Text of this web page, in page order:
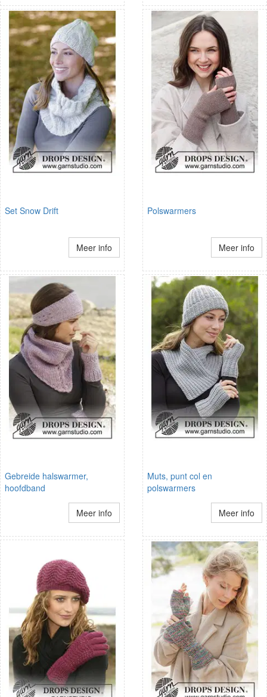
Set Snow Drift
Meer info
Polswarmers
Meer info
Gebreide halswarmer,
hoofdband
Meer info
Muts, punt col en
polswarmers
Meer info